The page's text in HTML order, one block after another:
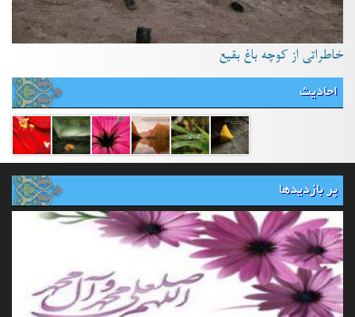
خاطراتی از کوچه باغ بقیع
احادیث
پر بازدیدها